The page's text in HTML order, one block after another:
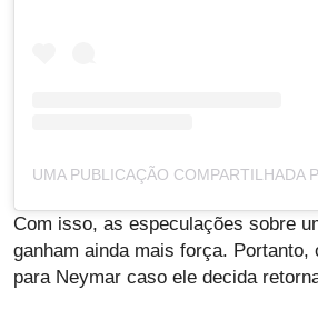
Com isso, as especulações sobre
ganham ainda mais força.
para Neymar caso ele decida